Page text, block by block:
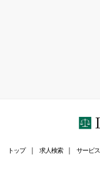
トップ 求人検索 サービス